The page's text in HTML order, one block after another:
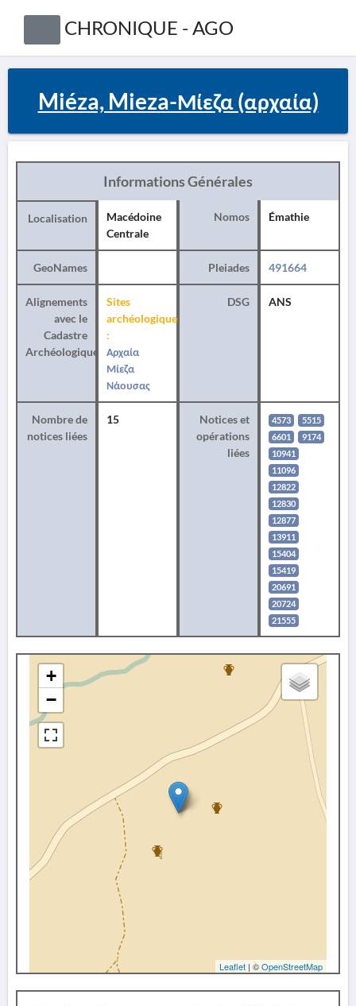
CHRONIQUE - AGO
Miéza, Mieza-Μίεζα (αρχαία)
Informations Générales
Localisation
Macédoine
Centrale
Nomos Émathie
GeoNames Pleiades 491664
Alignements
avec le
Cadastre
Archéologique
Sites
archéologiques
:
Αρχαία
Μίεζα
Νάουσας
DSG ANS
Nombre de
notices liées
15
Notices et
opérations
liées
4573
5515
6601
9174
10941
11096
12822
12830
12877
13911
15404
15419
20691
20724
21555
+
−
Leaflet | ©OpenStreetMap